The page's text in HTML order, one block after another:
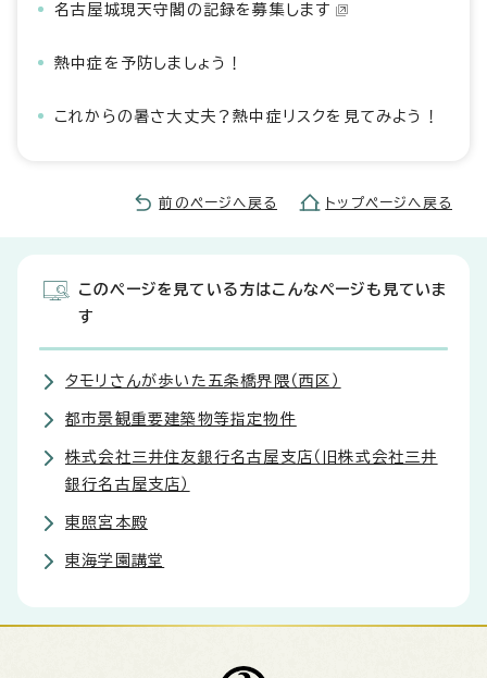
名古屋城現天守閣の記録を募集します
熱中症を予防しましょう！
これからの暑さ大丈夫？熱中症リスクを見てみよう！
前のページへ戻る トップページへ戻る
このページを見ている方はこんなページも見ていま
す
タモリさんが歩いた五条橋界隈（西区）
都市景観重要建築物等指定物件
株式会社三井住友銀行名古屋支店（旧株式会社三井
銀行名古屋支店）
東照宮本殿
東海学園講堂